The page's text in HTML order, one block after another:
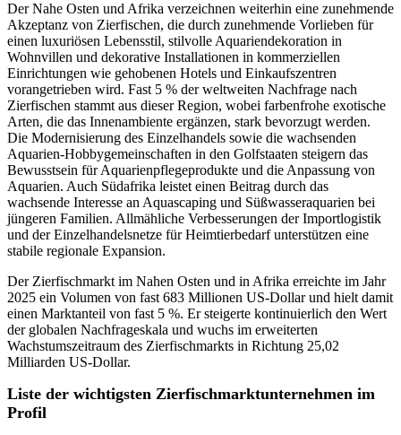
Der Nahe Osten und Afrika verzeichnen weiterhin eine zunehmende
Akzeptanz von Zierfischen, die durch zunehmende Vorlieben für
einen luxuriösen Lebensstil, stilvolle Aquariendekoration in
Wohnvillen und dekorative Installationen in kommerziellen
Einrichtungen wie gehobenen Hotels und Einkaufszentren
vorangetrieben wird. Fast 5 % der weltweiten Nachfrage nach
Zierfischen stammt aus dieser Region, wobei farbenfrohe exotische
Arten, die das Innenambiente ergänzen, stark bevorzugt werden.
Die Modernisierung des Einzelhandels sowie die wachsenden
Aquarien-Hobbygemeinschaften in den Golfstaaten steigern das
Bewusstsein für Aquarienpflegeprodukte und die Anpassung von
Aquarien. Auch Südafrika leistet einen Beitrag durch das
wachsende Interesse an Aquascaping und Süßwasseraquarien bei
jüngeren Familien. Allmähliche Verbesserungen der Importlogistik
und der Einzelhandelsnetze für Heimtierbedarf unterstützen eine
stabile regionale Expansion.
Der Zierfischmarkt im Nahen Osten und in Afrika erreichte im Jahr
2025 ein Volumen von fast 683 Millionen US-Dollar und hielt damit
einen Marktanteil von fast 5 %. Er steigerte kontinuierlich den Wert
der globalen Nachfrageskala und wuchs im erweiterten
Wachstumszeitraum des Zierfischmarkts in Richtung 25,02
Milliarden US-Dollar.
Liste der wichtigsten Zierfischmarktunternehmen im
Profil